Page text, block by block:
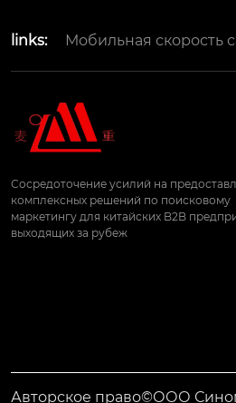
links: Мобильная скорость
Сосредоточение усилий на
комплексных решений по поисковому
маркетингу для китайских B2B
выходящих за рубеж
Авторское право©ООО